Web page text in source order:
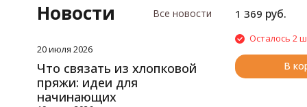
ведущих
Все модели
трендовых
выполнены
качества (вы
подобрать
1 369 руб.
Осталось 2
В
Новости Все новости
20 июля 2026
Что связать из хлопковой
пряжи: идеи для
начинающих